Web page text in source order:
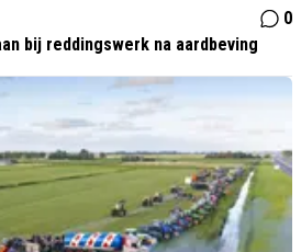
0
bij reddingswerk na aardbeving